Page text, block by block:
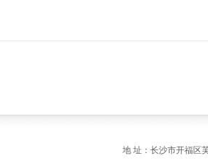
地 址：长沙市开福区